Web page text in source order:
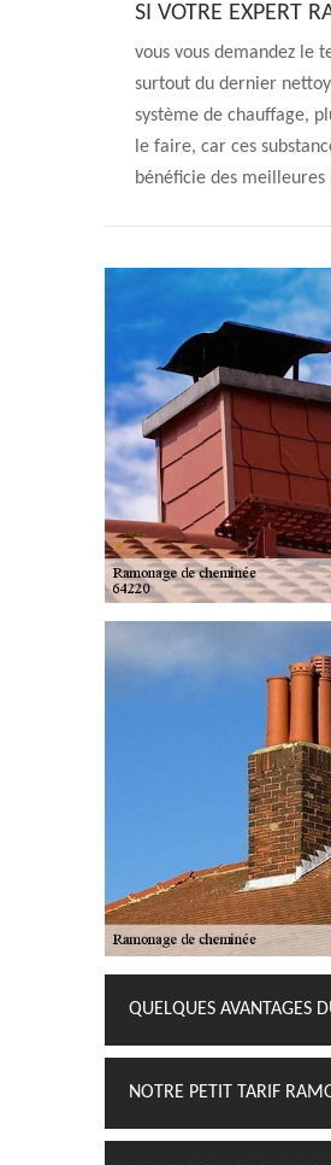
SI VOTRE EXPERT
vous vous demandez le
surtout du dernier
système de chauffage,
le faire, car ces
bénéficie des
QUELQUES AVANTAGES
NOTRE PETIT TARIF